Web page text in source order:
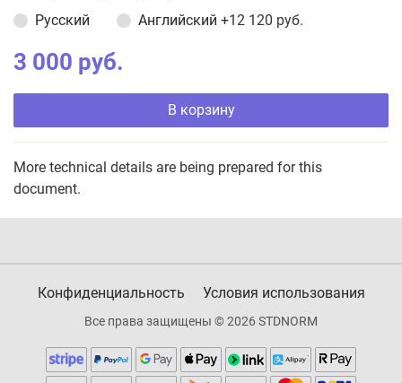
Русский
Английский +12 120 руб.
3 000 руб.
В корзину
More technical details are being prepared for this
document.
Конфиденциальность Условия использования
Все права защищены © 2026 STDNORM